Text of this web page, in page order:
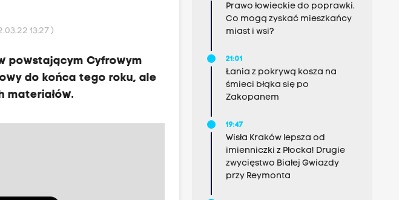
13:27 )
powstającym Cyfrowym
do końca tego roku, ale
materiałów.
Prawo łowieckie do poprawki.
Co mogą zyskać mieszkańcy
miast i wsi?
21:01
Łania z pokrywą kosza na
śmieci błąka się po
Zakopanem
19:47
Wisła Kraków lepsza od
imienniczki z Płocka! Drugie
zwycięstwo Białej Gwiazdy
przy Reymonta